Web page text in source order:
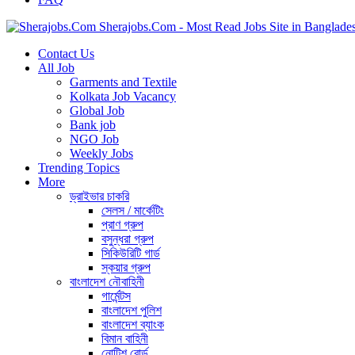
Sherajobs.Com - Most Read Jobs Site in
Contact Us
All Job
Garments and Textile
Kolkata Job Vacancy
Global Job
Bank job
NGO Job
Weekly Jobs
Trending Topics
More
ড্রাইভার চাকরি
সেলস / মার্কেটিং
প্রাণ গ্রুপ
বসুন্ধরা গ্রুপ
সিকিউরিটি গার্ড
স্কয়ার গ্রুপ
বাংলাদেশ নৌবাহিনী
গার্মেন্টস
বাংলাদেশ পুলিশ
বাংলাদেশ ব্যাংক
বিমান বাহিনী